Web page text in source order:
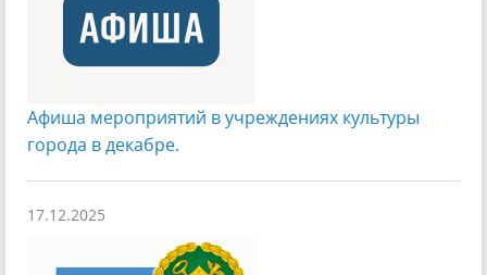
Афиша мероприятий в учреждениях культуры
города в декабре.
17.12.2025